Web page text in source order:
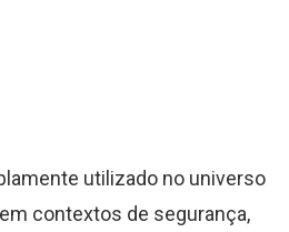
utilizado no universo
contextos de segurança,